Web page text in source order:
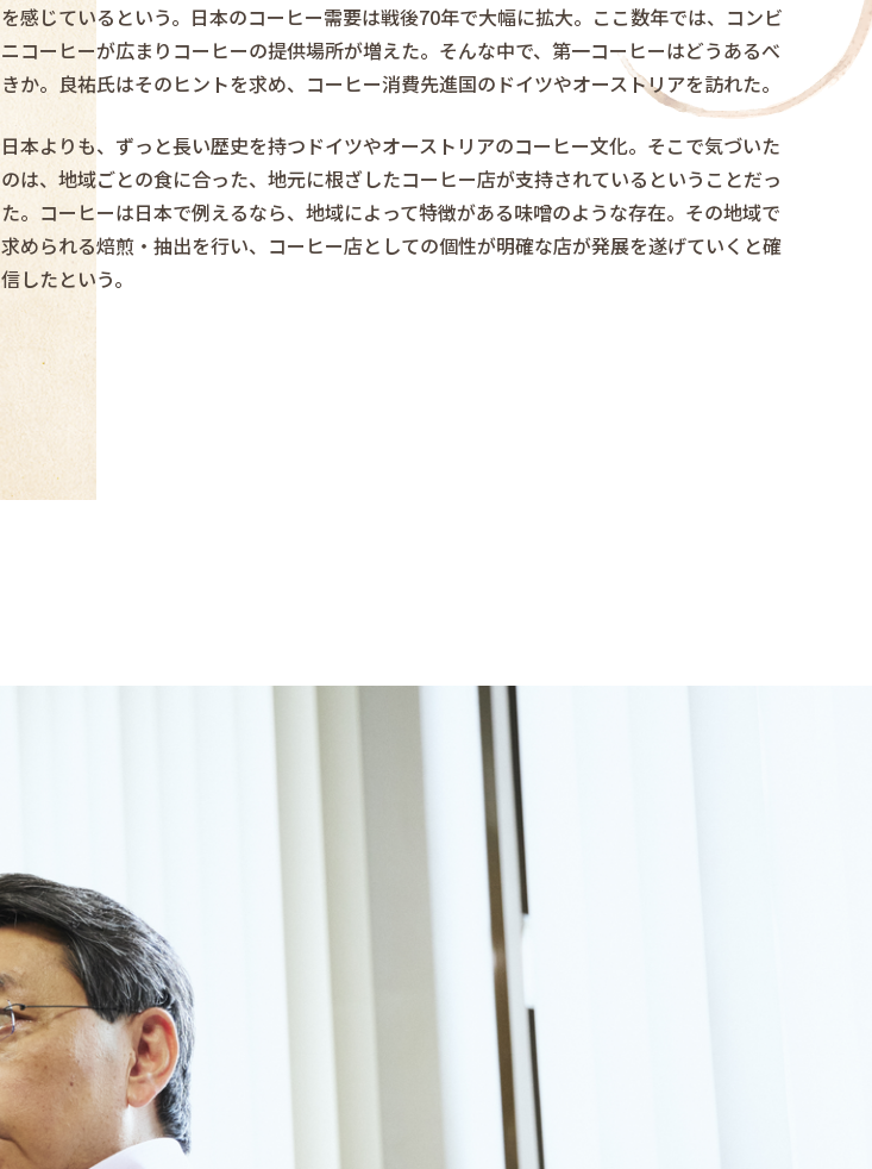
を感じているという。日本のコーヒー需要は戦後70年で大幅に拡大。ここ数年では、コンビ
ニコーヒーが広まりコーヒーの提供場所が増えた。そんな中で、第一コーヒーはどうあるべ
きか。良祐氏はそのヒントを求め、コーヒー消費先進国のドイツやオーストリアを訪れた。
日本よりも、ずっと長い歴史を持つドイツやオーストリアのコーヒー文化。そこで気づいた
のは、地域ごとの食に合った、地元に根ざしたコーヒー店が支持されているということだっ
た。コーヒーは日本で例えるなら、地域によって特徴がある味噌のような存在。その地域で
求められる焙煎・抽出を行い、コーヒー店としての個性が明確な店が発展を遂げていくと確
信したという。